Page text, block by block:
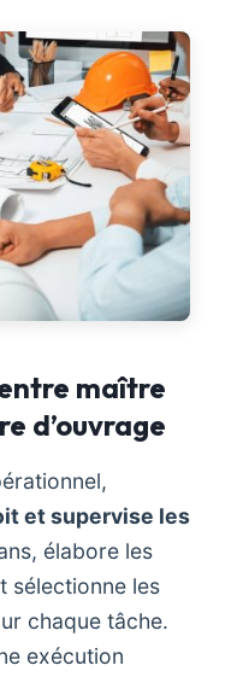
maître
d’ouvrage
et supervise les
élabore les
sélectionne les
chaque tâche.
exécution